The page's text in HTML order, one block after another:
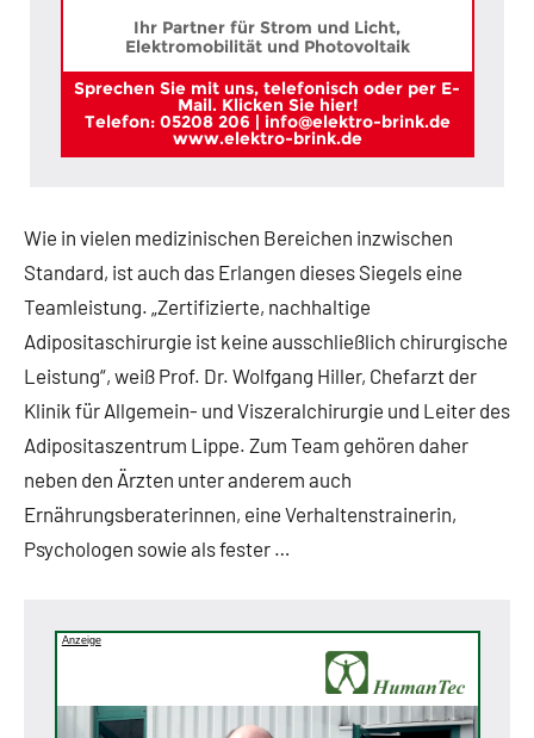
Ihr Partner für Strom und Licht,
Elektromobilität und Photovoltaik
Sprechen Sie mit uns, telefonisch oder per E-
Mail. Klicken Sie hier!
Telefon: 05208 206 | info@elektro-brink.de
www.elektro-brink.de
Wie in vielen medizinischen Bereichen inzwischen
Standard, ist auch das Erlangen dieses Siegels eine
Teamleistung. „Zertifizierte, nachhaltige
Adipositaschirurgie ist keine ausschließlich chirurgische
Leistung“, weiß Prof. Dr. Wolfgang Hiller, Chefarzt der
Klinik für Allgemein- und Viszeralchirurgie und Leiter des
Adipositaszentrum Lippe. Zum Team gehören daher
neben den Ärzten unter anderem auch
Ernährungsberaterinnen, eine Verhaltenstrainerin,
Psychologen sowie als fester …
Anzeige